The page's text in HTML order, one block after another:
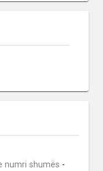
numri shumës -